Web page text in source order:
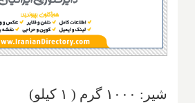
شير: ۱۰۰۰ گرم ( ۱ کیلو)